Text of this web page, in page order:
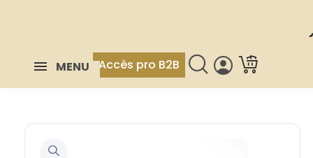
MENU Accès pro B2B